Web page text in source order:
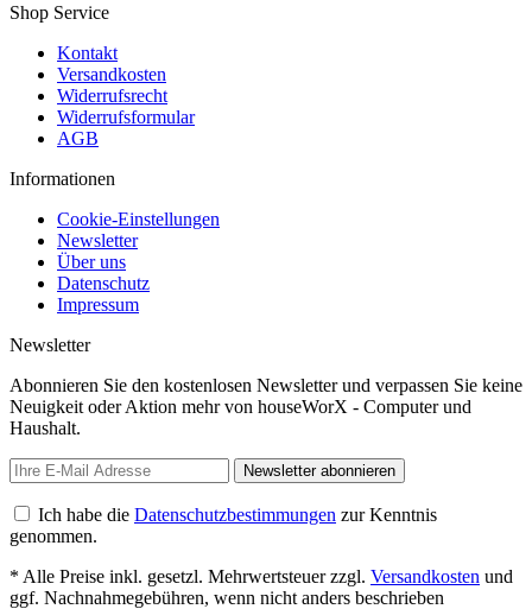
Shop Service
Kontakt
Versandkosten
Widerrufsrecht
Widerrufsformular
AGB
Informationen
Cookie-Einstellungen
Newsletter
Über uns
Datenschutz
Impressum
Newsletter
Abonnieren Sie den kostenlosen Newsletter und verpassen Sie keine
Neuigkeit oder Aktion mehr von houseWorX - Computer und
Haushalt.
Newsletter abonnieren
Ich habe die Datenschutzbestimmungen zur Kenntnis
genommen.
* Alle Preise inkl. gesetzl. Mehrwertsteuer zzgl. Versandkosten und
ggf. Nachnahmegebühren, wenn nicht anders beschrieben